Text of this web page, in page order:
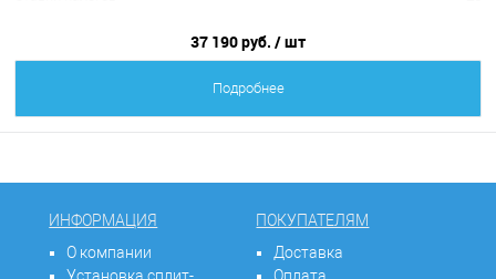
37 190 руб. / шт
Подробнее
ИНФОРМАЦИЯ
О компании
ПОКУПАТЕЛЯМ
Доставка